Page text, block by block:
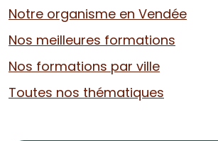
Notre organisme en Vendée
Nos meilleures formations
Nos formations par ville
Toutes nos thématiques